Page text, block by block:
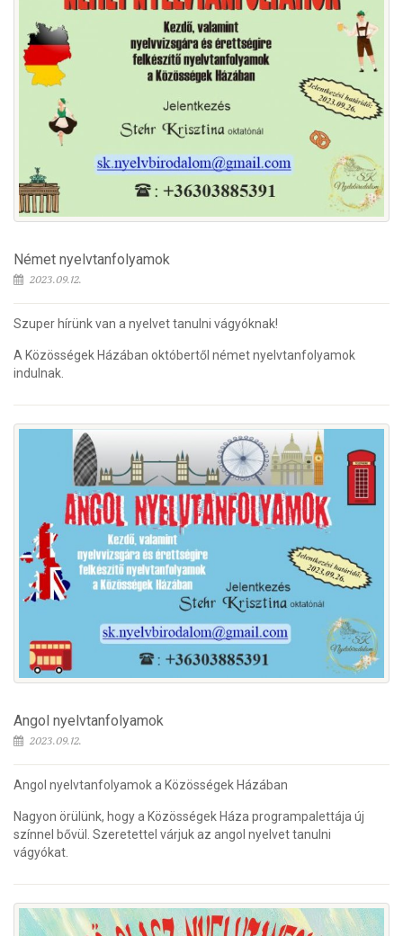
Német nyelvtanfolyamok
2023.09.12.
Szuper hírünk van a nyelvet tanulni vágyóknak!
A Közösségek Házában októbertől német nyelvtanfolyamok
indulnak.
Angol nyelvtanfolyamok
2023.09.12.
Angol nyelvtanfolyamok a Közösségek Házában
Nagyon örülünk, hogy a Közösségek Háza programpalettája új
színnel bővül. Szeretettel várjuk az angol nyelvet tanulni
vágyókat.